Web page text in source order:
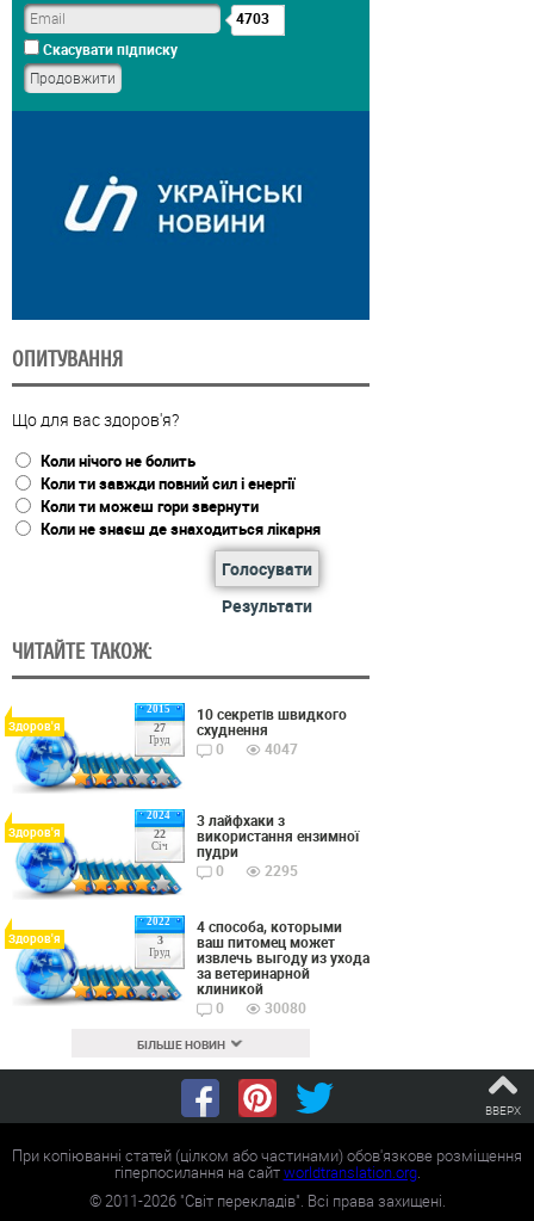
4703
Скасувати підписку
ОПИТУВАННЯ
Що для вас здоров'я?
Коли нічого не болить
Коли ти завжди повний сил і енергії
Коли ти можеш гори звернути
Коли не знаєш де знаходиться лікарня
Голосувати
Результати
ЧИТАЙТЕ ТАКОЖ:
2015
27
Груд
Здоров'я
10 секретів швидкого
схуднення
0
4047
2024
22
Січ
Здоров'я
3 лайфхаки з
використання ензимної
пудри
0
2295
2022
3
Груд
Здоров'я
4 способа, которыми
ваш питомец может
извлечь выгоду из ухода
за ветеринарной
клиникой
0
30080
БІЛЬШЕ НОВИН
ВВЕРХ
При копіюванні статей (цілком або частинами) обов'язкове розміщення
гіперпосилання на сайтworldtranslation.org.
©2011-2026"Світ перекладів". Всі права захищені.